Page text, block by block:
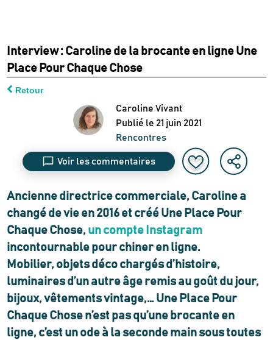
Interview : Caroline de la brocante en ligne Une
Place Pour Chaque Chose
Retour
Caroline Vivant
Publié le 21 juin 2021
Rencontres
Voir les commentaires
Ancienne directrice commerciale, Caroline a
changé de vie en 2016 et créé Une Place Pour
Chaque Chose, un compte Instagram
incontournable pour chiner en ligne.
Mobilier, objets déco chargés d’histoire,
luminaires d’un autre âge remis au goût du jour,
bijoux, vêtements vintage,… Une Place Pour
Chaque Chose n’est pas qu’une brocante en
ligne, c’est un ode à la seconde main sous toutes